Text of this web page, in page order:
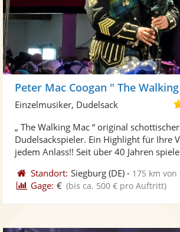
Peter Mac Coogan " The
Einzelmusiker, Dudelsack
„ The Walking Mac “ original schottischer
Dudelsackspieler. Ein Highlight für Ihre
jedem Anlass!! Seit über 40 Jahren
Standort: Siegburg (DE) - 175 km
Gage: € (bis ca. 500 € pro Auftritt)